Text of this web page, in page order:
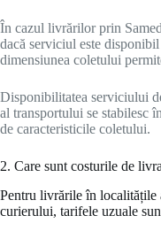
În cazul livrărilor prin
dacă serviciul este
dimensiunea coletului
Disponibilitatea serviciului
al transportului se stabilesc
de caracteristicile coletului.
2. Care sunt costurile de
Pentru livrările în localitățile
curierului, tarifele uzuale